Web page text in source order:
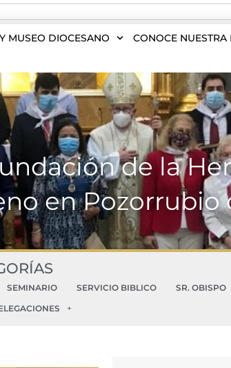
MUSEO DIOCESANO CONOCE NUESTRA
de la
en Pozorrubio
SEMINARIO SERVICIO BIBLICO SR. OBISPO